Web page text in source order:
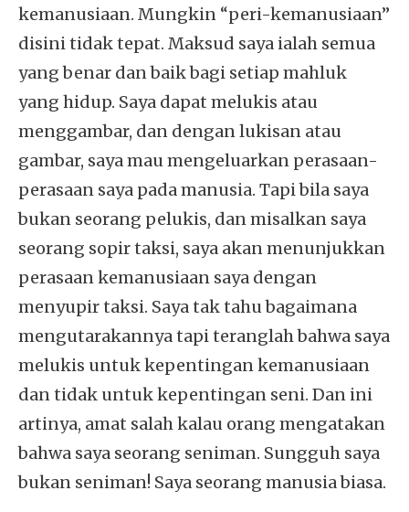
kemanusiaan. Mungkin “peri-kemanusiaan”
disini tidak tepat. Maksud saya ialah semua
yang benar dan baik bagi setiap mahluk
yang hidup. Saya dapat melukis atau
menggambar, dan dengan lukisan atau
gambar, saya mau mengeluarkan perasaan-
perasaan saya pada manusia. Tapi bila saya
bukan seorang pelukis, dan misalkan saya
seorang sopir taksi, saya akan menunjukkan
perasaan kemanusiaan saya dengan
menyupir taksi. Saya tak tahu bagaimana
mengutarakannya tapi teranglah bahwa saya
melukis untuk kepentingan kemanusiaan
dan tidak untuk kepentingan seni. Dan ini
artinya, amat salah kalau orang mengatakan
bahwa saya seorang seniman. Sungguh saya
bukan seniman! Saya seorang manusia biasa.